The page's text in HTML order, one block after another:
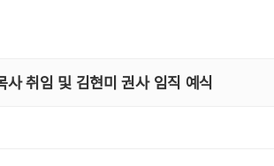
취임 및 김현미 권사 임직 예식